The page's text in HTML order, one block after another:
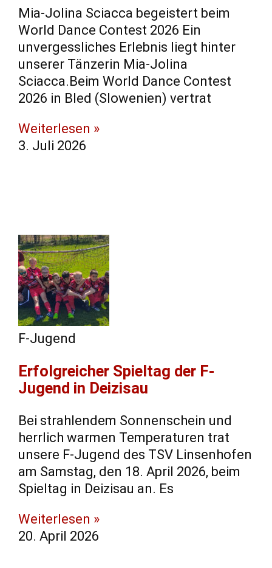
Mia-Jolina Sciacca begeistert beim
World Dance Contest 2026 Ein
unvergessliches Erlebnis liegt hinter
unserer Tänzerin Mia-Jolina
Sciacca.Beim World Dance Contest
2026 in Bled (Slowenien) vertrat
Weiterlesen »
3. Juli 2026
F-Jugend
​Erfolgreicher Spieltag der F-
Jugend in Deizisau
​Bei strahlendem Sonnenschein und
herrlich warmen Temperaturen trat
unsere F-Jugend des TSV Linsenhofen
am Samstag, den 18. April 2026, beim
Spieltag in Deizisau an. ​Es
Weiterlesen »
20. April 2026
sehen.